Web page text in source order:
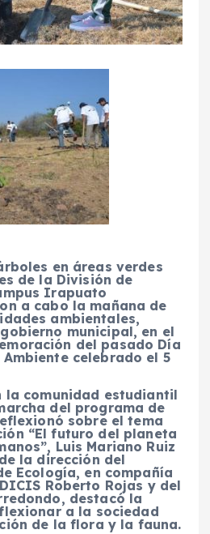
en áreas verdes
de la División de
Irapuato
a cabo la mañana de
ambientales,
municipal, en el
del pasado Día
celebrado el 5
la comunidad estudiantil
del programa de
sobre el tema
“El futuro del planeta
Luis Mariano Ruiz
la dirección del
Ecología, en compañía
Roberto Rojas y del
destacó la
a la sociedad
de la flora y la fauna.